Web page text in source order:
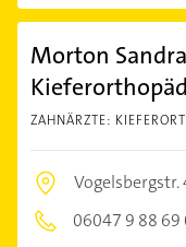
Morton
ZAHNÄRZTE:
Vogelsbergstr.
06047 9 88 69